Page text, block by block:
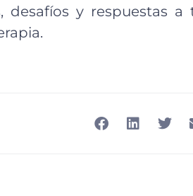
desafíos y respuestas a